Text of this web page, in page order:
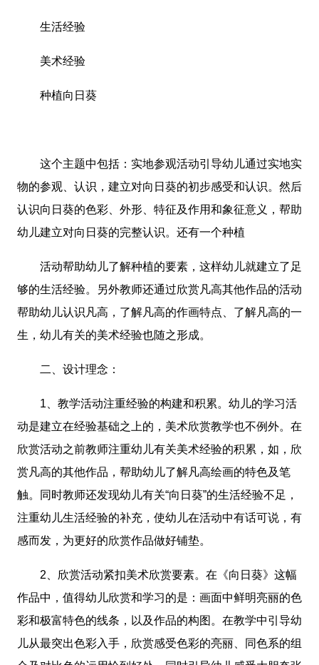
生活经验
美术经验
种植向日葵
这个主题中包括：实地参观活动引导幼儿通过实地实
物的参观、认识，建立对向日葵的初步感受和认识。然后
认识向日葵的色彩、外形、特征及作用和象征意义，帮助
幼儿建立对向日葵的完整认识。还有一个种植
活动帮助幼儿了解种植的要素，这样幼儿就建立了足
够的生活经验。另外教师还通过欣赏凡高其他作品的活动
帮助幼儿认识凡高，了解凡高的作画特点、了解凡高的一
生，幼儿有关的美术经验也随之形成。
二、设计理念：
1、教学活动注重经验的构建和积累。幼儿的学习活
动是建立在经验基础之上的，美术欣赏教学也不例外。在
欣赏活动之前教师注重幼儿有关美术经验的积累，如，欣
赏凡高的其他作品，帮助幼儿了解凡高绘画的特色及笔
触。同时教师还发现幼儿有关“向日葵”的生活经验不足，
注重幼儿生活经验的补充，使幼儿在活动中有话可说，有
感而发，为更好的欣赏作品做好铺垫。
2、欣赏活动紧扣美术欣赏要素。在《向日葵》这幅
作品中，值得幼儿欣赏和学习的是：画面中鲜明亮丽的色
彩和极富特色的线条，以及作品的构图。在教学中引导幼
儿从最突出色彩入手，欣赏感受色彩的亮丽、同色系的组